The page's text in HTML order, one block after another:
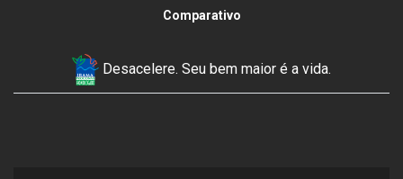
Comparativo
Desacelere. Seu bem maior é a vida.